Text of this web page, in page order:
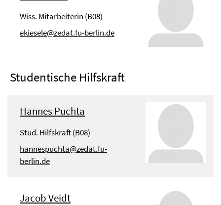
Wiss. Mitarbeiterin (B08)
ekiesele@zedat.fu-berlin.de
Studentische Hilfskraft
Hannes Puchta
Stud. Hilfskraft (B08)
hannespuchta@zedat.fu-
berlin.de
Jacob Veidt